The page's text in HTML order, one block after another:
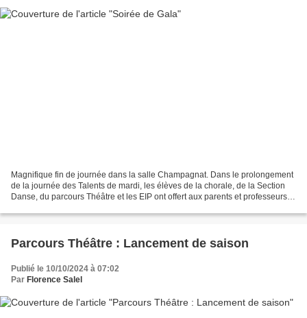
Magnifique fin de journée dans la salle Champagnat. Dans le prolongement
de la journée des Talents de mardi, les élèves de la chorale, de la Section
Danse, du parcours Théâtre et les EIP ont offert aux parents et professeurs
Parcours Théâtre : Lancement de saison
Publié le 10/10/2024 à 07:02
Par Florence Salel